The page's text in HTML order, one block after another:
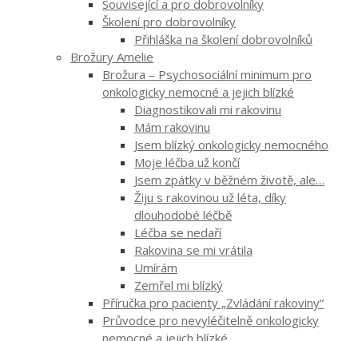
Související a pro dobrovolníky
Školení pro dobrovolníky
Přihláška na školení dobrovolníků
Brožury Amelie
Brožura – Psychosociální minimum pro
onkologicky nemocné a jejich blízké
Diagnostikovali mi rakovinu
Mám rakovinu
Jsem blízký onkologicky nemocného
Moje léčba už končí
Jsem zpátky v běžném životě, ale…
Žiju s rakovinou už léta, díky
dlouhodobé léčbě
Léčba se nedaří
Rakovina se mi vrátila
Umírám
Zemřel mi blízký
Příručka pro pacienty „Zvládání rakoviny“
Průvodce pro nevyléčitelně onkologicky
nemocné a jejich blízké